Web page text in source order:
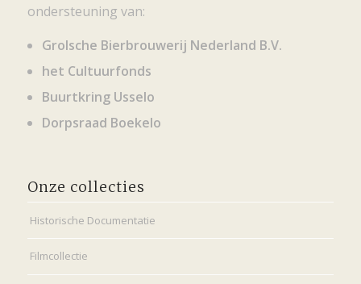
ondersteuning van:
Grolsche Bierbrouwerij Nederland B.V.
het Cultuurfonds
Buurtkring Usselo
Dorpsraad Boekelo
Onze collecties
Historische Documentatie
Filmcollectie